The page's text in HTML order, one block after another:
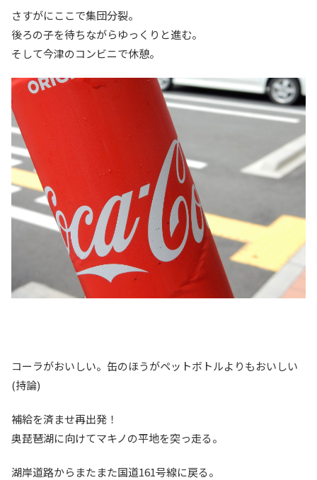
さすがにここで集団分裂。
後ろの子を待ちながらゆっくりと進む。
そして今津のコンビニで休憩。
コーラがおいしい。缶のほうがペットボトルよりもおいしい
(持論)
補給を済ませ再出発！
奥琵琶湖に向けてマキノの平地を突っ走る。
湖岸道路からまたまた国道161号線に戻る。